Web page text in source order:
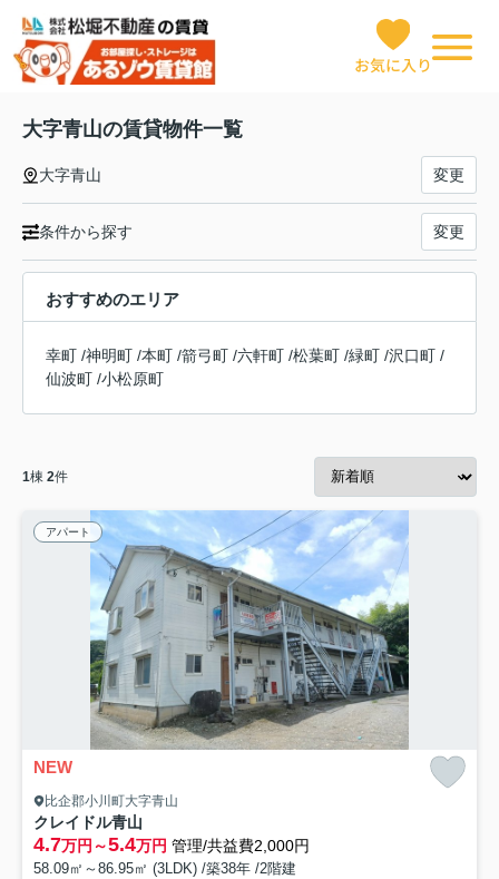
お気に入り
大字青山の賃貸物件一覧
大字青山 変更
条件から探す 変更
おすすめのエリア
幸町 /神明町 /本町 /箭弓町 /六軒町 /松葉町 /緑町 /沢口町 /
仙波町 /小松原町
1棟 2件
アパート
NEW
比企郡小川町大字青山
クレイドル青山
4.7万円～5.4万円 管理/共益費2,000円
58.09㎡～86.95㎡ (3LDK) /築38年 /2階建